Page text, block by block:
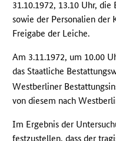
31.10.1972, 13.10 Uhr, die
sowie der Personalien der
Freigabe der Leiche.
Am 3.11.1972, um 10.00
das Staatliche
Westberliner
von diesem nach
Im Ergebnis der
festzustellen, dass der